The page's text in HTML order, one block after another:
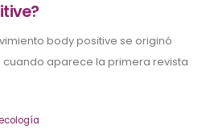
body positive se originó
aparece la primera revista